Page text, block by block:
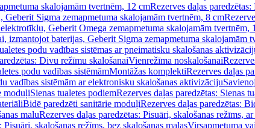
skalojamām tvertnēm, 12 cmRezerves daļas
Sigma zemapmetuma skalojamām tvertnēm, 8 cm
Geberit Omega zemapmetuma skalojamām tvertnēm,
izmantojot baterijas, Geberit Sigma zemapmetuma skalojamām
podu vadības sistēmas ar pneimatisku skalošanas
Divu režīmu skalošanaiVienrežīma noskalošanai
podu vadības sistēmāmMontāžas komplektiRezerves daļas
vadības sistēmām ar elektronisku skalošanas aktivizāciju
moduļiSienas tualetes podiemRezerves daļas paredzētas: Sienas
Bidē paredzēti sanitārie moduļiRezerves daļas paredzētas:
maluRezerves daļas paredzētas: Pisuāri, skalošanas režīms,
Pisuāri, skalošanas režīms, bez skalošanas malasVirsapmetuma